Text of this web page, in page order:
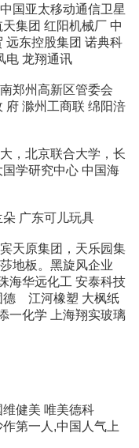
国亚太移动通信卫星
集团 红阳机械厂 中
远东控股集团 诺典科
电 龙翔通讯
郑州高新区管委会
府 滁州工商联 绵阳涪
，北京联合大学，长
学研究中心 中国海
广东可儿玩具
天原集团，天乐园集
地板。黑旋风企业
海华远化工 安泰科技
江河橡塑 大枫纸
一化学 上海翔实玻璃
健美 唯美德科
第一人,中国人气上